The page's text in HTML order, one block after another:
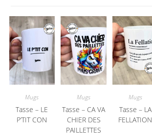
Mugs
Tasse – LE
P’TIT CON
Mugs
Tasse – CA VA
CHIER DES
PAILLETTES
Mugs
Tasse – LA
FELLATION